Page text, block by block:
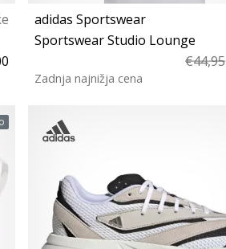
adidas Sportswear
Sportswear Studio Lounge
€44,95
Zadnja najnižja cena